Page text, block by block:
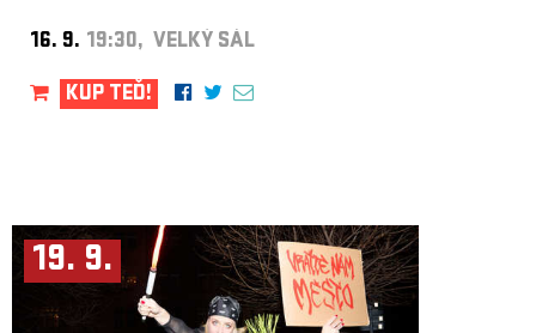
16. 9. 19:30, VELKÝ SÁL
KUP TEĎ!
19. 9.